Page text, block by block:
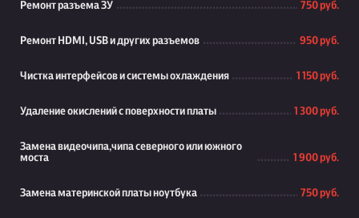
Ремонт разъема ЗУ 750 руб.
Ремонт HDMI, USB и других разъемов 950 руб.
Чистка интерфейсов и системы охлаждения 1 150 руб.
Удаление окислений с поверхности платы 1 300 руб.
Замена видеочипа,чипа северного или южного
моста
1 900 руб.
Замена материнской платы ноутбука 750 руб.